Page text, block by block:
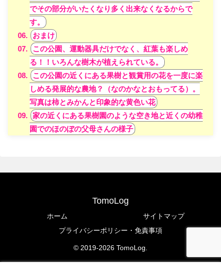
でその部分がいたくなり多く出来なくなるからで
す。
おまけ
この公園、運動器具だけでなく、紅葉も楽しめ
る！！いろんな樹木が植えられている。
この公園の近くにある果樹と観賞用の花を一度に楽
しめる発展的な農地？（なのかなとおもってる）。
写真は柿とみかんと印象的な黄色い花
家の近くにある果樹園のような空き地と近くの幼稚
園でのほのぼの父母さんの様子
TomoLog
ホーム
サイトマップ
プライバシーポリシー・免責事項
© 2019-2026 TomoLog.